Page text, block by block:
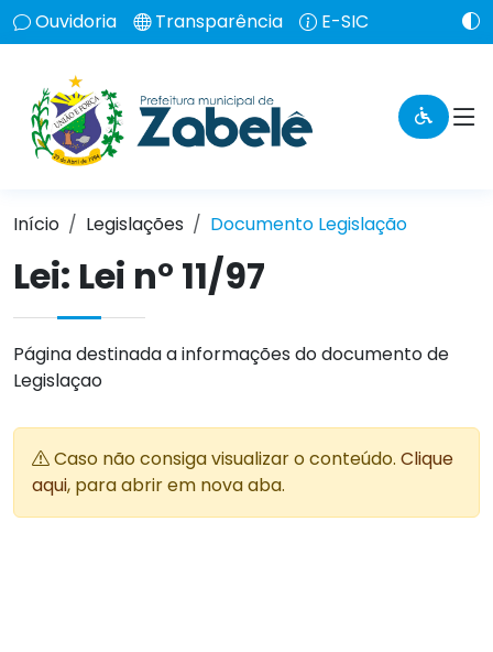
Ouvidoria Transparência E-SIC
Início Legislações Documento Legislação
Lei: Lei n° 11/97
Página destinada a informações do documento de
Legislaçao
Caso não consiga visualizar o conteúdo. Clique
aqui, para abrir em nova aba.